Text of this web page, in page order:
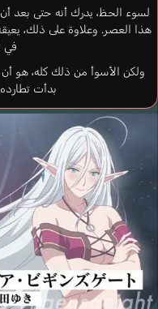
لسوء الحظ، يدرك أنه حتى بعد
هذا العصر. وعلاوة على ذلك،
في
ولكن الأسوأ من ذلك كله، هو
بدأت